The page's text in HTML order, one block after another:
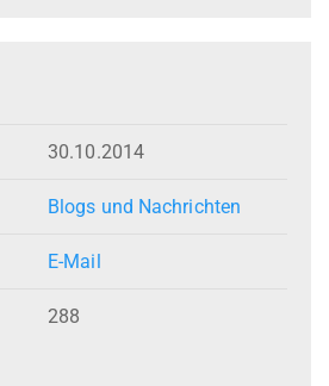
30.10.2014
Blogs und Nachrichten
E-Mail
288